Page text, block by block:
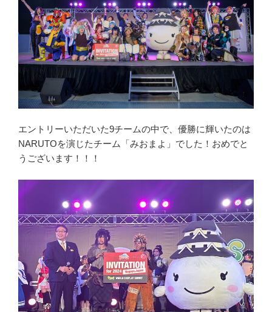
エントリーいただいた9チームの中で、優勝に輝いたのは
NARUTOを演じたチーム「みおまよ」でした！おめでと
うございます！！！